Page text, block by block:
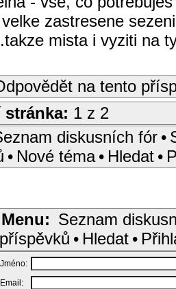
zastresene
mista i vyziti na
na tento
1 z 2
diskusních fór •
• Nové téma • Hledat •
Menu: Seznam
příspěvků • Hledat •
Jméno:
Email: